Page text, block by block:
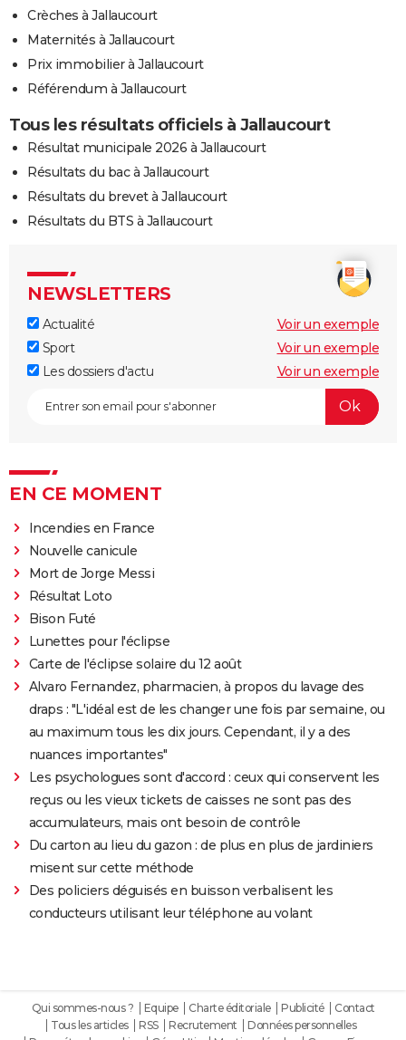
Crèches à Jallaucourt
Maternités à Jallaucourt
Prix immobilier à Jallaucourt
Référendum à Jallaucourt
Tous les résultats officiels à Jallaucourt
Résultat municipale 2026 à Jallaucourt
Résultats du bac à Jallaucourt
Résultats du brevet à Jallaucourt
Résultats du BTS à Jallaucourt
NEWSLETTERS
Actualité
Voir un exemple
Sport
Voir un exemple
Les dossiers d'actu
Voir un exemple
EN CE MOMENT
Incendies en France
Nouvelle canicule
Mort de Jorge Messi
Résultat Loto
Bison Futé
Lunettes pour l'éclipse
Carte de l'éclipse solaire du 12 août
Alvaro Fernandez, pharmacien, à propos du lavage des
draps : "L'idéal est de les changer une fois par semaine, ou
au maximum tous les dix jours. Cependant, il y a des
nuances importantes"
Les psychologues sont d'accord : ceux qui conservent les
reçus ou les vieux tickets de caisses ne sont pas des
accumulateurs, mais ont besoin de contrôle
Du carton au lieu du gazon : de plus en plus de jardiniers
misent sur cette méthode
Des policiers déguisés en buisson verbalisent les
conducteurs utilisant leur téléphone au volant
Qui sommes-nous ? Equipe Charte éditoriale Publicité
Contact
Tous les articles
RSS Recrutement
Données personnelles